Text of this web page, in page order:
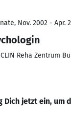
Nov. 2002 - Apr.
Reha Zentrum
Dich jetzt ein, um